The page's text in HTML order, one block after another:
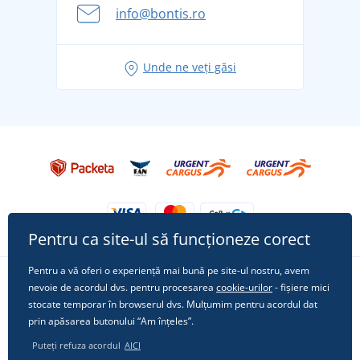
Aventura de vară începe cu bagajul - pregătiți-vă
pentru vacanță fără griji
Tricoul preferat City în rol principal: ținute pentru
info@bontis.ro
Unde ne veți găsi
Urmărește-ne pe rețelele sociale
Pentru ca site-ul să funcționeze corect
Pentru a vă oferi o experiență mai bună pe site-ul nostru, avem
nevoie de acordul dvs. pentru procesarea cookie-urilor- fișiere mici
stocate temporar în browserul dvs. Mulțumim pentru acordul dat
prin apăsarea butonului “Am înțeles”.
Puteți refuza acordul AICI